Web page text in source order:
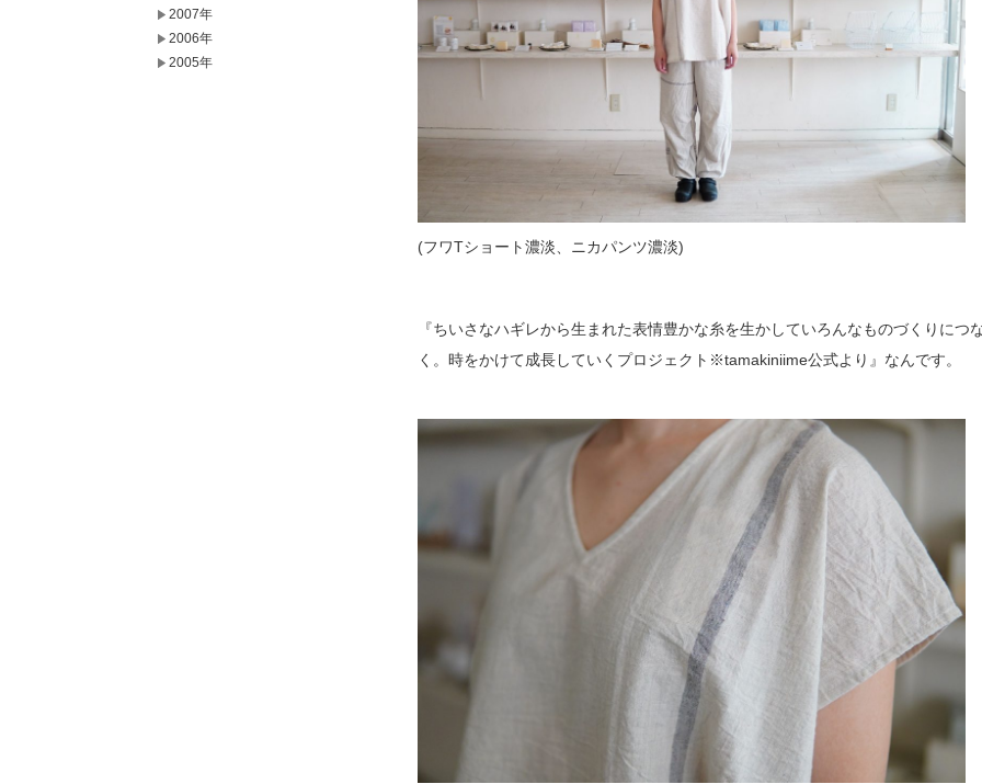
(フワTショート濃淡、ニカパンツ濃淡)
『ちいさなハギレから生まれた表情豊かな糸を生かしていろんなものづくりにつ
く。時をかけて成長していくプロジェクト※tamakiniime公式より』なんです。
2007年
2006年
2005年